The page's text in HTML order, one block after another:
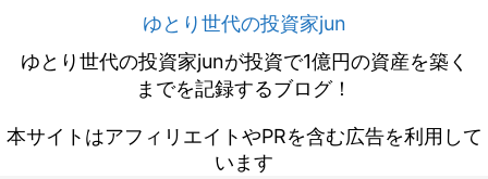
ゆとり世代の投資家jun
ゆとり世代の投資家junが投資で1億円の資産を築く
までを記録するブログ！
本サイトはアフィリエイトやPRを含む広告を利用して
います